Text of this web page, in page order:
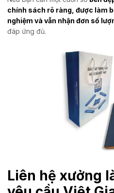
chính sách rõ ràng, được làm
nghiệm và vẫn nhận đơn số
đáp ứng đủ.
Liên hệ xưởng